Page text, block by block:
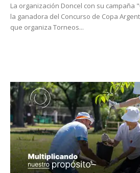
La organización Doncel con su campaña
la ganadora del Concurso de Copa
que organiza Torneos...